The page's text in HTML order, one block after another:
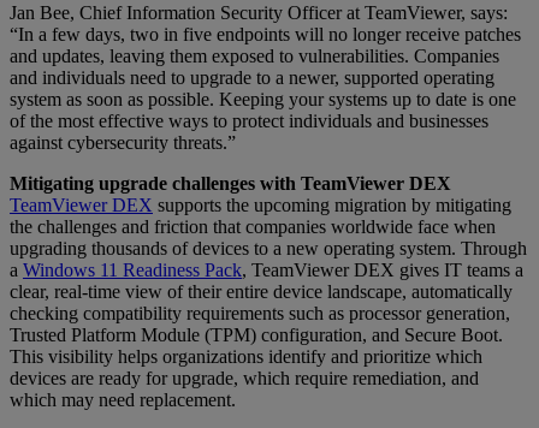
Jan Bee, Chief Information Security Officer at TeamViewer, says:
“In a few days, two in five endpoints will no longer receive patches
and updates, leaving them exposed to vulnerabilities. Companies
and individuals need to upgrade to a newer, supported operating
system as soon as possible. Keeping your systems up to date is one
of the most effective ways to protect individuals and businesses
against cybersecurity threats.”
Mitigating upgrade challenges with TeamViewer DEX
TeamViewer DEX supports the upcoming migration by mitigating
the challenges and friction that companies worldwide face when
upgrading thousands of devices to a new operating system. Through
a Windows 11 Readiness Pack, TeamViewer DEX gives IT teams a
clear, real-time view of their entire device landscape, automatically
checking compatibility requirements such as processor generation,
Trusted Platform Module (TPM) configuration, and Secure Boot.
This visibility helps organizations identify and prioritize which
devices are ready for upgrade, which require remediation, and
which may need replacement.